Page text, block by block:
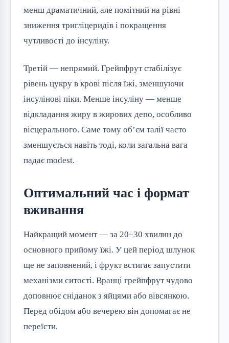
менш драматичний, але помітний на рівні
зниження тригліцеридів і покращення
чутливості до інсуліну.
Третій — непрямий. Грейпфрут стабілізує
рівень цукру в крові після їжі, зменшуючи
інсулінові піки. Менше інсуліну — менше
відкладання жиру в жирових депо, особливо
вісцерального. Саме тому об’єм талії часто
зменшується навіть тоді, коли загальна вага
падає modest.
Оптимальний час і формат
вживання
Найкращий момент — за 20–30 хвилин до
основного прийому їжі. У цей період шлунок
ще не заповнений, і фрукт встигає запустити
механізми ситості. Вранці грейпфрут чудово
доповнює сніданок з яйцями або вівсянкою.
Перед обідом або вечерею він допомагає не
переїсти.